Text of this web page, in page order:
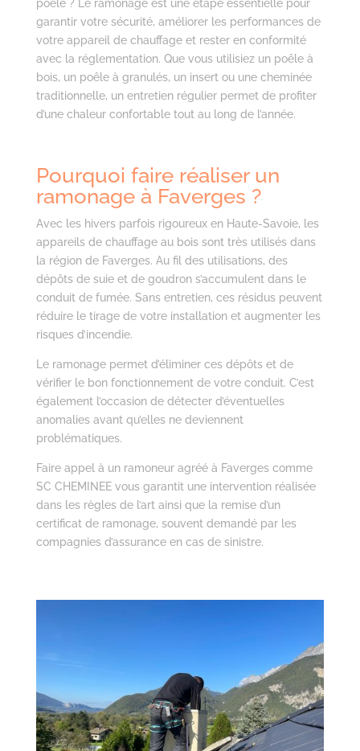
poêle ? Le ramonage est une étape essentielle pour
garantir votre sécurité, améliorer les performances de
votre appareil de chauffage et rester en conformité
avec la réglementation. Que vous utilisiez un poêle à
bois, un poêle à granulés, un insert ou une cheminée
traditionnelle, un entretien régulier permet de profiter
d’une chaleur confortable tout au long de l’année.
Pourquoi faire réaliser un
ramonage à Faverges ?
Avec les hivers parfois rigoureux en Haute-Savoie, les
appareils de chauffage au bois sont très utilisés dans
la région de Faverges. Au fil des utilisations, des
dépôts de suie et de goudron s’accumulent dans le
conduit de fumée. Sans entretien, ces résidus peuvent
réduire le tirage de votre installation et augmenter les
risques d’incendie.
Le ramonage permet d’éliminer ces dépôts et de
vérifier le bon fonctionnement de votre conduit. C’est
également l’occasion de détecter d’éventuelles
anomalies avant qu’elles ne deviennent
problématiques.
Faire appel à un ramoneur agréé à Faverges comme
SC CHEMINEE vous garantit une intervention réalisée
dans les règles de l’art ainsi que la remise d’un
certificat de ramonage, souvent demandé par les
compagnies d’assurance en cas de sinistre.